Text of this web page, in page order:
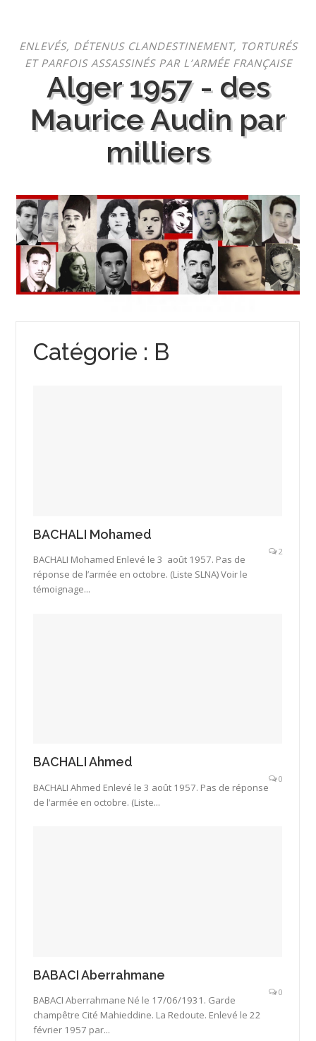
contenu
ENLEVÉS, DÉTENUS CLANDESTINEMENT, TORTURÉS
ET PARFOIS ASSASSINÉS PAR L’ARMÉE FRANÇAISE
Alger 1957 - des
Maurice Audin par
milliers
Catégorie : B
BACHALI Mohamed
2
BACHALI Mohamed Enlevé le 3 août 1957. Pas de
réponse de l’armée en octobre. (Liste SLNA) Voir le
témoignage...
BACHALI Ahmed
0
BACHALI Ahmed Enlevé le 3 août 1957. Pas de réponse
de l’armée en octobre. (Liste...
BABACI Aberrahmane
0
BABACI Aberrahmane Né le 17/06/1931. Garde
champêtre Cité Mahieddine. La Redoute. Enlevé le 22
février 1957 par...